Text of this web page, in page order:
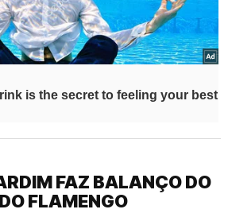
FAZ BALANÇO DO
FLAMENGO